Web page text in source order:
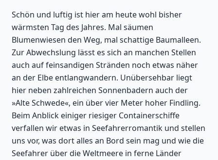
Schön und luftig ist hier am heute wohl bisher
wärmsten Tag des Jahres. Mal säumen
Blumenwiesen den Weg, mal schattige Baumalleen.
Zur Abwechslung lässt es sich an manchen Stellen
auch auf feinsandigen Stränden noch etwas näher
an der Elbe entlangwandern. Unübersehbar liegt
hier neben zahlreichen Sonnenbadern auch der
»Alte Schwede«, ein über vier Meter hoher Findling.
Beim Anblick einiger riesiger Containerschiffe
verfallen wir etwas in Seefahrerromantik und stellen
uns vor, was dort alles an Bord sein mag und wie die
Seefahrer über die Weltmeere in ferne Länder